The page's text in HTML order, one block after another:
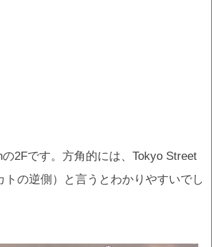
2Fです。方角的には、Tokyo Street
トの逆側）と言うとわかりやすいでし